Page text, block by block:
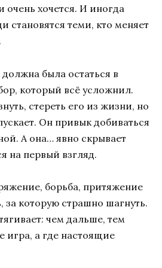
хочется. И иногда
становятся теми, кто меняет
была остаться в
который всё усложнил.
стереть его из жизни, но
Он привык добиваться
А она… явно скрывает
на первый взгляд.
борьба, притяжение
за которую страшно шагнуть.
чем дальше, тем
игра, а где настоящие